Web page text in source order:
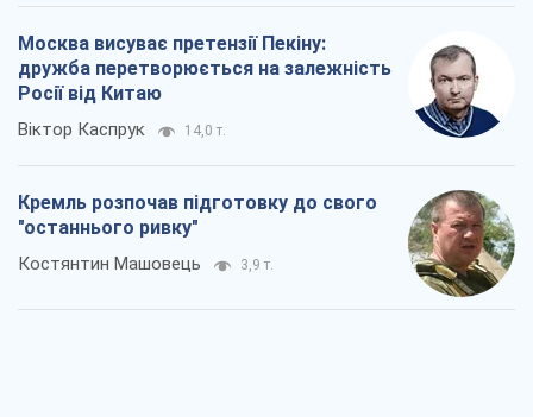
Москва висуває претензії Пекіну:
дружба перетворюється на залежність
Росії від Китаю
Віктор Каспрук 14,0 т.
Кремль розпочав підготовку до свого
"останнього ривку"
Костянтин Машовець 3,9 т.